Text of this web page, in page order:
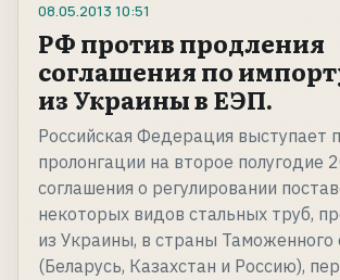
08.05.2013 10:51
РФ против продления
соглашения по
из Украины в ЕЭП.
Российская Федерация выступает
пролонгации на второе полугодие
соглашения о регулировании
некоторых видов стальных труб,
из Украины, в страны Таможенного
(Беларусь, Казахстан и Россию),